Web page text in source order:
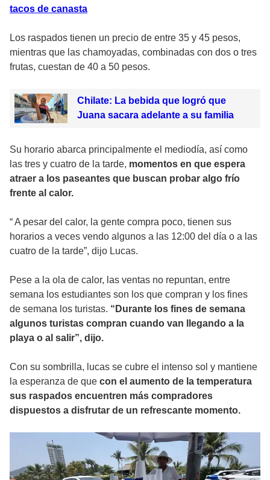
tacos de canasta
Los raspados tienen un precio de entre 35 y 45 pesos,
mientras que las chamoyadas, combinadas con dos o tres
frutas, cuestan de 40 a 50 pesos.
Chilate: La bebida que logró que
Juana sacara adelante a su familia
Su horario abarca principalmente el mediodía, así como
las tres y cuatro de la tarde, momentos en que espera
atraer a los paseantes que buscan probar algo frío
frente al calor.
“ A pesar del calor, la gente compra poco, tienen sus
horarios a veces vendo algunos a las 12:00 del día o a las
cuatro de la tarde”, dijo Lucas.
Pese a la ola de calor, las ventas no repuntan, entre
semana los estudiantes son los que compran y los fines
de semana los turistas. “Durante los fines de semana
algunos turistas compran cuando van llegando a la
playa o al salir”, dijo.
Con su sombrilla, lucas se cubre el intenso sol y mantiene
la esperanza de que con el aumento de la temperatura
sus raspados encuentren más compradores
dispuestos a disfrutar de un refrescante momento.